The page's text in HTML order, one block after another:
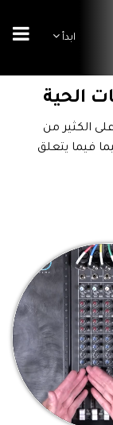
ابدأ
الحية
الكثير من
فيما يتعلق